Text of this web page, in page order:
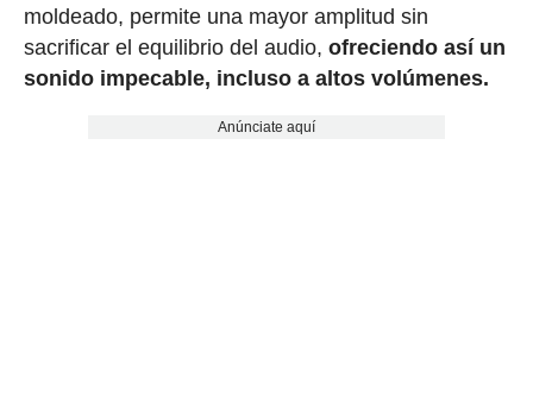
moldeado, permite una mayor amplitud sin
sacrificar el equilibrio del audio, ofreciendo así un
sonido impecable, incluso a altos volúmenes.
Anúnciate aquí